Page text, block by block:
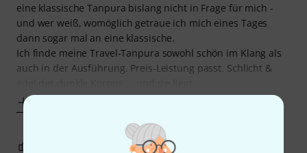
eine klassische Tanpura bislang nicht in Frage für mich -
und wer weiß, womöglich getraue ich mich eines Tages
dann sogar mal an eine klassische.
Ich finde meine Travel-Tanpura sowohl schön im Klang als
auch in der Ausführung. Preis-Leistung passt. Schlicht &
BEWERTUNG MELDEN